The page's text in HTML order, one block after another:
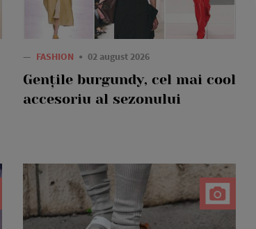
— FASHION 02 august 2026
Gențile burgundy, cel mai cool
accesoriu al sezonului